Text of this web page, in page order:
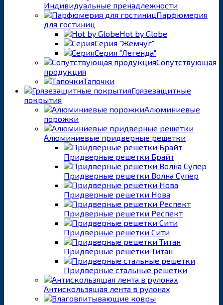
Индивидуальные пренадлежности
Парфюмерия
для гостиниц
Hot by Globe
Серия "Жемчуг"
Серия "Легенда"
Сопутствующая
продукция
Тапочки
Грязезащитные
покрытия
Алюминиевые
порожки
Алюминиевые придверные решетки
Придверные решетки Брайт
Придверные решетки Волна Супер
Придверные решетки Нова
Придверные решетки Респект
Придверные решетки Сити
Придверные решетки Титан
Придверные стальные решетки
Антискользящая лента в рулонах